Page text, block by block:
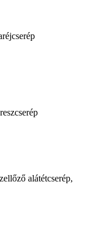
alátétcserép,